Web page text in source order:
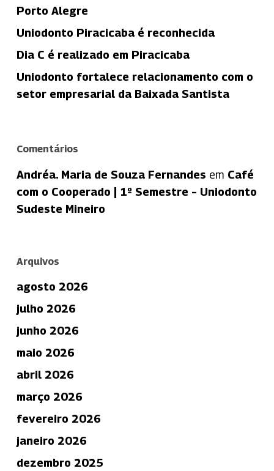
Porto Alegre
Uniodonto Piracicaba é reconhecida
Dia C é realizado em Piracicaba
Uniodonto fortalece relacionamento com o
setor empresarial da Baixada Santista
Comentários
Andréa. Maria de Souza Fernandes em Café
com o Cooperado | 1º Semestre – Uniodonto
Sudeste Mineiro
Arquivos
agosto 2026
julho 2026
junho 2026
maio 2026
abril 2026
março 2026
fevereiro 2026
janeiro 2026
dezembro 2025